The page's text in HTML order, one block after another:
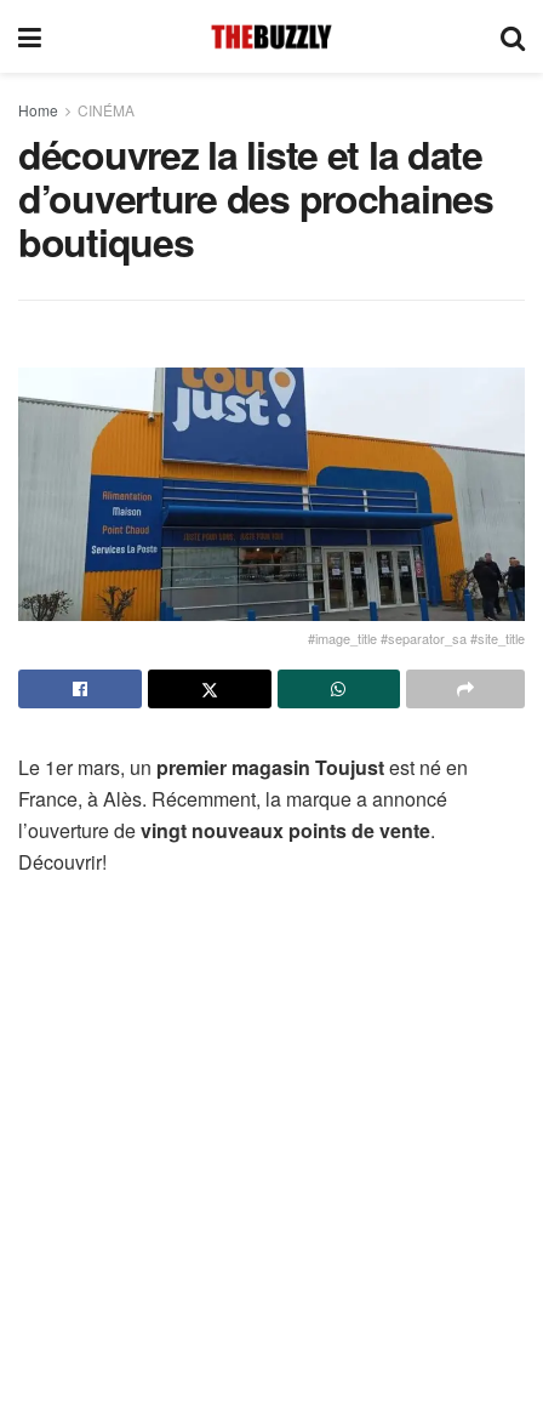
Home CINÉMA
découvrez la liste et la date
d’ouverture des prochaines
boutiques
#image_title #separator_sa #site_title
Le 1er mars, un premier magasin Toujustest né en
France, à Alès. Récemment, la marque a annoncé
l’ouverture devingt nouveaux points de vente.
Découvrir!